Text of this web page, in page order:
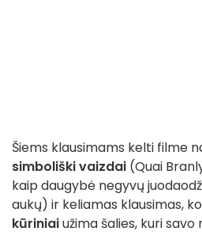
Šiems klausimams kelti filme
simboliški vaizdai (Quai
kaip daugybė negyvų
aukų) ir keliamas klausimas,
kūriniaiužima šalies, kuri savo